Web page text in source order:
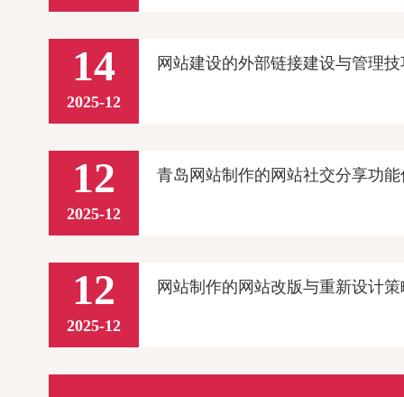
14
2025-12
网站建设的外部链接建设与管理技
12
2025-12
青岛网站制作的网站社交分享功能
12
2025-12
网站制作的网站改版与重新设计策